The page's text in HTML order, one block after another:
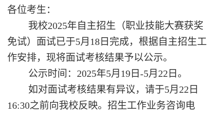
各位考生：
我校2025年自主招生（职业技能大赛获奖
免试）面试已于5月18日完成，根据自主招生工
作安排，现将面试考核结果予以公示。
公示时间： 2025年5月19日-5月22日。
如对面试考核结果有异议，请于5月22日
16:30之前向我校反映。招生工作业务咨询电